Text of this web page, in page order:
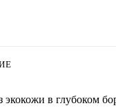
экокожи в глубоком